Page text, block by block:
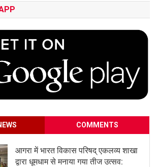
COMMENTS
आगरा में भारत विकास परिषद् एकलव्य शाखा
द्वारा धूमधाम से मनाया गया तीज उत्सव: